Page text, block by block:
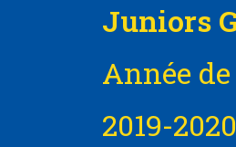
Juniors G
Année
2019-2020